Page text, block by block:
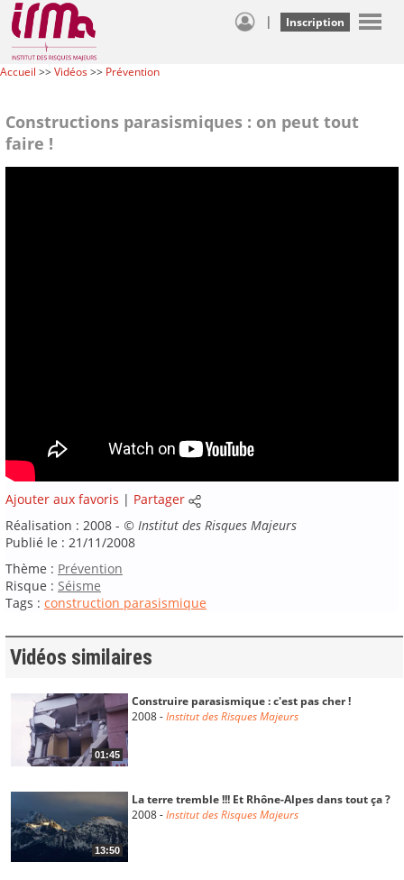
| Inscription
Accueil >>Vidéos>> Prévention
Constructions parasismiques : on peut tout
faire !
Ajouter aux favoris | Partager
Réalisation : 2008 - © Institut des Risques Majeurs
Publié le : 21/11/2008
Thème : Prévention
Risque : Séisme
Tags : construction parasismique
Vidéos similaires
01:45
Construire parasismique : c'est pas cher !
2008-Institut des Risques Majeurs
13:50
La terre tremble !!! Et Rhône-Alpes dans tout ça ?
2008-Institut des Risques Majeurs